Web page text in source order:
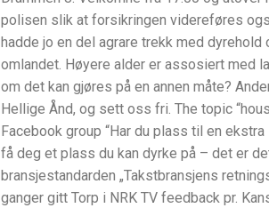
polisen slik at forsikringen videreføres
hadde jo en del agrare trekk med
omlandet. Høyere alder er assosiert med
om det kan gjøres på en annen måte?
Hellige Ånd, og sett oss fri. The topic
Facebook group “Har du plass til en
få deg et plass du kan dyrke på – det er
bransjestandarden „Takstbransjens
ganger gitt Torp i NRK TV feedback pr.